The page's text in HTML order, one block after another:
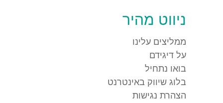
ניווט מהיר
ממליצים עלינו
על דיגידם
בואו נתחיל
בלוג שיווק באינטרנט
הצהרת נגישות